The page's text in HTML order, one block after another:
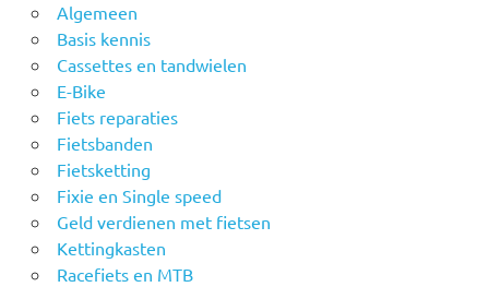
Algemeen
Basis kennis
Cassettes en tandwielen
E-Bike
Fiets reparaties
Fietsbanden
Fietsketting
Fixie en Single speed
Geld verdienen met fietsen
Kettingkasten
Racefiets en MTB